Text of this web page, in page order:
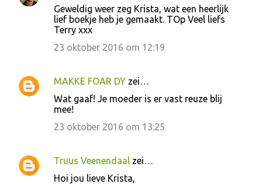
e
Geweldig weer zeg Krista, wat een heerlijk
lief boekje heb je gemaakt. TOp Veel liefs
Terry xxx
23 oktober 2016 om 12:19
MAKKE FOAR DY zei…
Wat gaaf! Je moeder is er vast reuze blij
mee!
23 oktober 2016 om 13:25
Truus Veenendaal zei…
Hoi jou lieve Krista,